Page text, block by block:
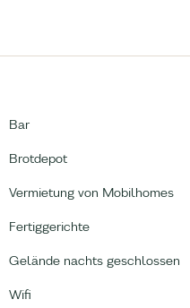
Bar
Brotdepot
Vermietung von Mobilhomes
Fertiggerichte
Gelände nachts geschlossen
Wifi